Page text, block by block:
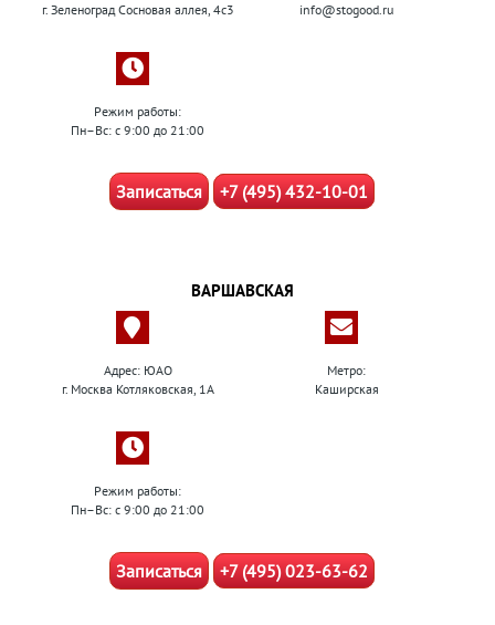
г. Зеленоград Сосновая аллея, 4с3
info@stogood.ru
Режим работы:
Пн–Вс: с 9:00 до 21:00
Записаться +7 (495) 432-10-01
ВАРШАВСКАЯ
Адрес: ЮАО
г. Москва Котляковская, 1А
Метро:
Каширская
Режим работы:
Пн–Вс: с 9:00 до 21:00
Записаться +7 (495) 023-63-62